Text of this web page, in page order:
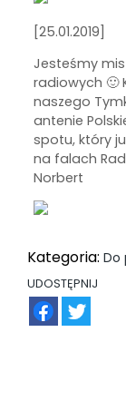
[25.01.2019]
Jesteśmy
radiowych 🙂
naszego
antenie
spotu, który
na falach
Norbert
Kategoria: Do
UDOSTĘPNIJ